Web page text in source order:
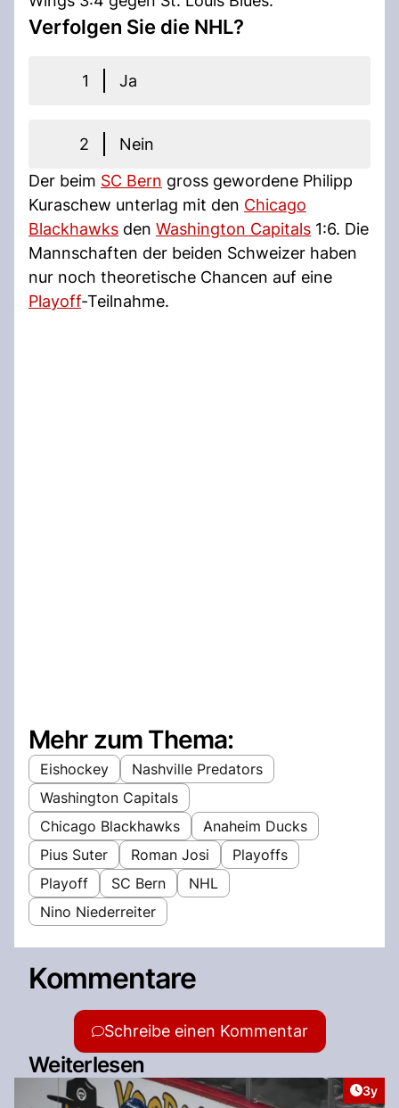
Verfolgen Sie die NHL?
1 Ja
2
Nein
Der beim SC Bern gross gewordene Philipp
Kuraschew unterlag mit den Chicago
Blackhawks den Washington Capitals 1:6. Die
Mannschaften der beiden Schweizer haben
nur noch theoretische Chancen auf eine
Playoff-Teilnahme.
Mehr zum Thema:
Eishockey
Nashville Predators
Washington Capitals
Chicago Blackhawks
Anaheim Ducks
Pius Suter
Roman Josi
Playoffs
Playoff
SC Bern
NHL
Nino Niederreiter
Kommentare
Schreibe einen Kommentar
Weiterlesen
3y